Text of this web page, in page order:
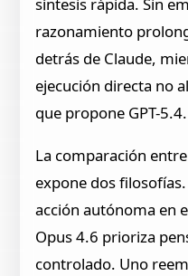
síntesis rápida. Sin
razonamiento
detrás de Claude,
ejecución directa no
que propone GPT-5.4.
La comparación
expone dos
acción autónoma en
Opus 4.6 prioriza
controlado. Uno